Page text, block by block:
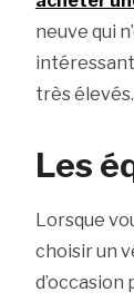
neuve qui
très
Les
Lorsque
choisir un